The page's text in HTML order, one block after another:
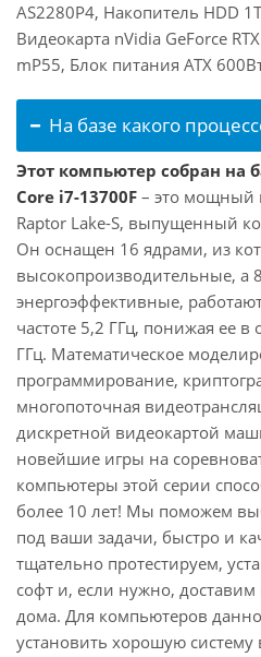
AS2280P4, Накопитель HDD
Видеокарта nVidia GeForce
mP55, Блок питания ATX
На базе какого
Этот компьютер собран на
Core i7-13700F – это мощный
Raptor Lake-S, выпущенный
Он оснащен 16 ядрами, из
высокопроизводительные, а
энергоэффективные,
частоте 5,2 ГГц, понижая ее в
ГГц. Математическое
программирование,
многопоточная
дискретной видеокартой
новейшие игры на
компьютеры этой серии
более 10 лет! Мы поможем
под ваши задачи, быстро и
тщательно протестируем,
софт и, если нужно,
дома. Для компьютеров
установить хорошую